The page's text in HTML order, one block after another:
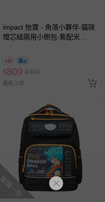
impact 怡寶 - 角落小夥伴-貓咪
燈芯絨兩用小側包-紫配米
9折
$809 $899
最新上架
搶購一空